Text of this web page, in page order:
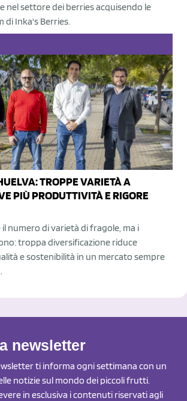
nel settore dei berries acquisendo le
di Inka's Berries.
TROPPE VARIETÀ A
PIÙ PRODUTTIVITÀ E RIGORE
il numero di varietà di fragole, ma i
troppa diversificazione riduce
e sostenibilità in un mercato sempre
newsletter
ti informa ogni settimana con un
notizie sul mondo dei piccoli frutti.
in esclusiva i contenuti riservati agli